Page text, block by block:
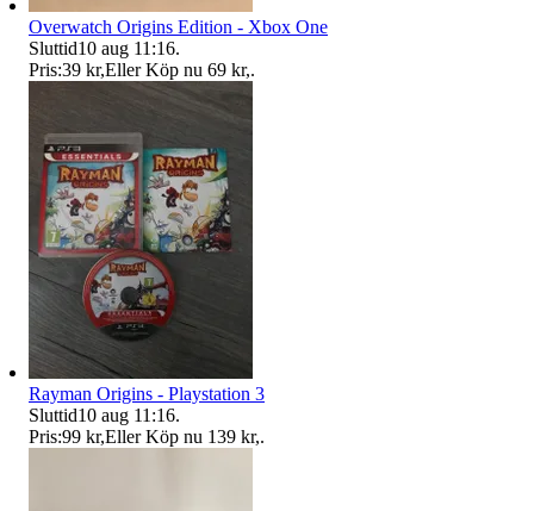
Overwatch Origins Edition - Xbox One
Sluttid10 aug 11:16.
Pris:39 kr,Eller Köp nu 69 kr,.
Rayman Origins - Playstation 3
Sluttid10 aug 11:16.
Pris:99 kr,Eller Köp nu 139 kr,.